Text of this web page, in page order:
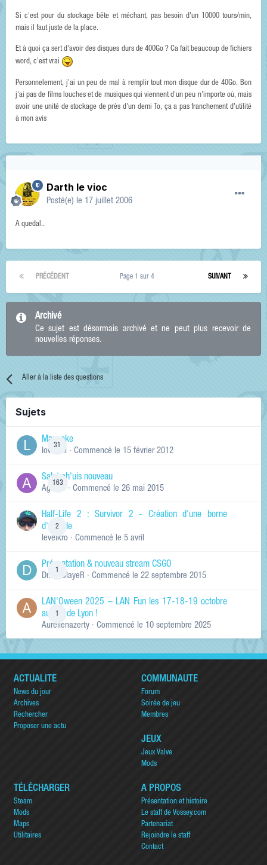
Si c'est pour du stockage bête et méchant, pas besoin d'un 10000 tours/min,
mais il faut juste de la place.
Et à quoi ça sert d'avoir des disques durs de 400Go ? Ca fait beaucoup de fichiers
word, c'est vrai
Personnelement, j'ai un peu de mal à remplir tout mon disque dur de 40Go. Bon
j'ai pas de films louches et de musiques qui viennent d'un peu n'importe où, mais
avoir une unité de stockage de près d'un demi To, ça a pas franchement d'utilité
à mon avis
Darth le vioc
Posté(e) le 17 juillet 2006
A quedal..
PRÉCÉDENT SUIVANT
Page 1 sur 4
Archivé
Ce sujet est désormais archivé et ne peut plus recevoir de
nouvelles réponses.
Aller à la liste des questions
Sujets
31
Manneke
lowskill · Commencé le 15 février 2012
163
Salut ch'uis nouveau
Ag0Nie · Commencé le 26 mai 2015
2
Half-Life 2 : Survivor 2 - Création d'une borne
d'arcade
levelkro · Commencé le 5 avril
Présentation & nouveau stream CSGO
Dr.KinSlayeR · Commencé le 22 septembre 2015
LAN'Oween 2025 – LAN Fun les 17-18-19 octobre
au sud de Lyon !
Aurelienazerty · Commencé le 10 septembre 2025
ACTUALITÉ
News du jour
Archives
Rechercher
Proposer une actu
COMMUNAUTÉ
Forum
Soirée de jeu
Membres
JEUX
Jeux Valve
Mods
TÉLÉCHARGER
Steam
Mods
Maps
Utilitaires
A PROPOS
Présentation et histoire
Le staff de Vossey.com
Partenariat
Rejoindre le staff
Contact